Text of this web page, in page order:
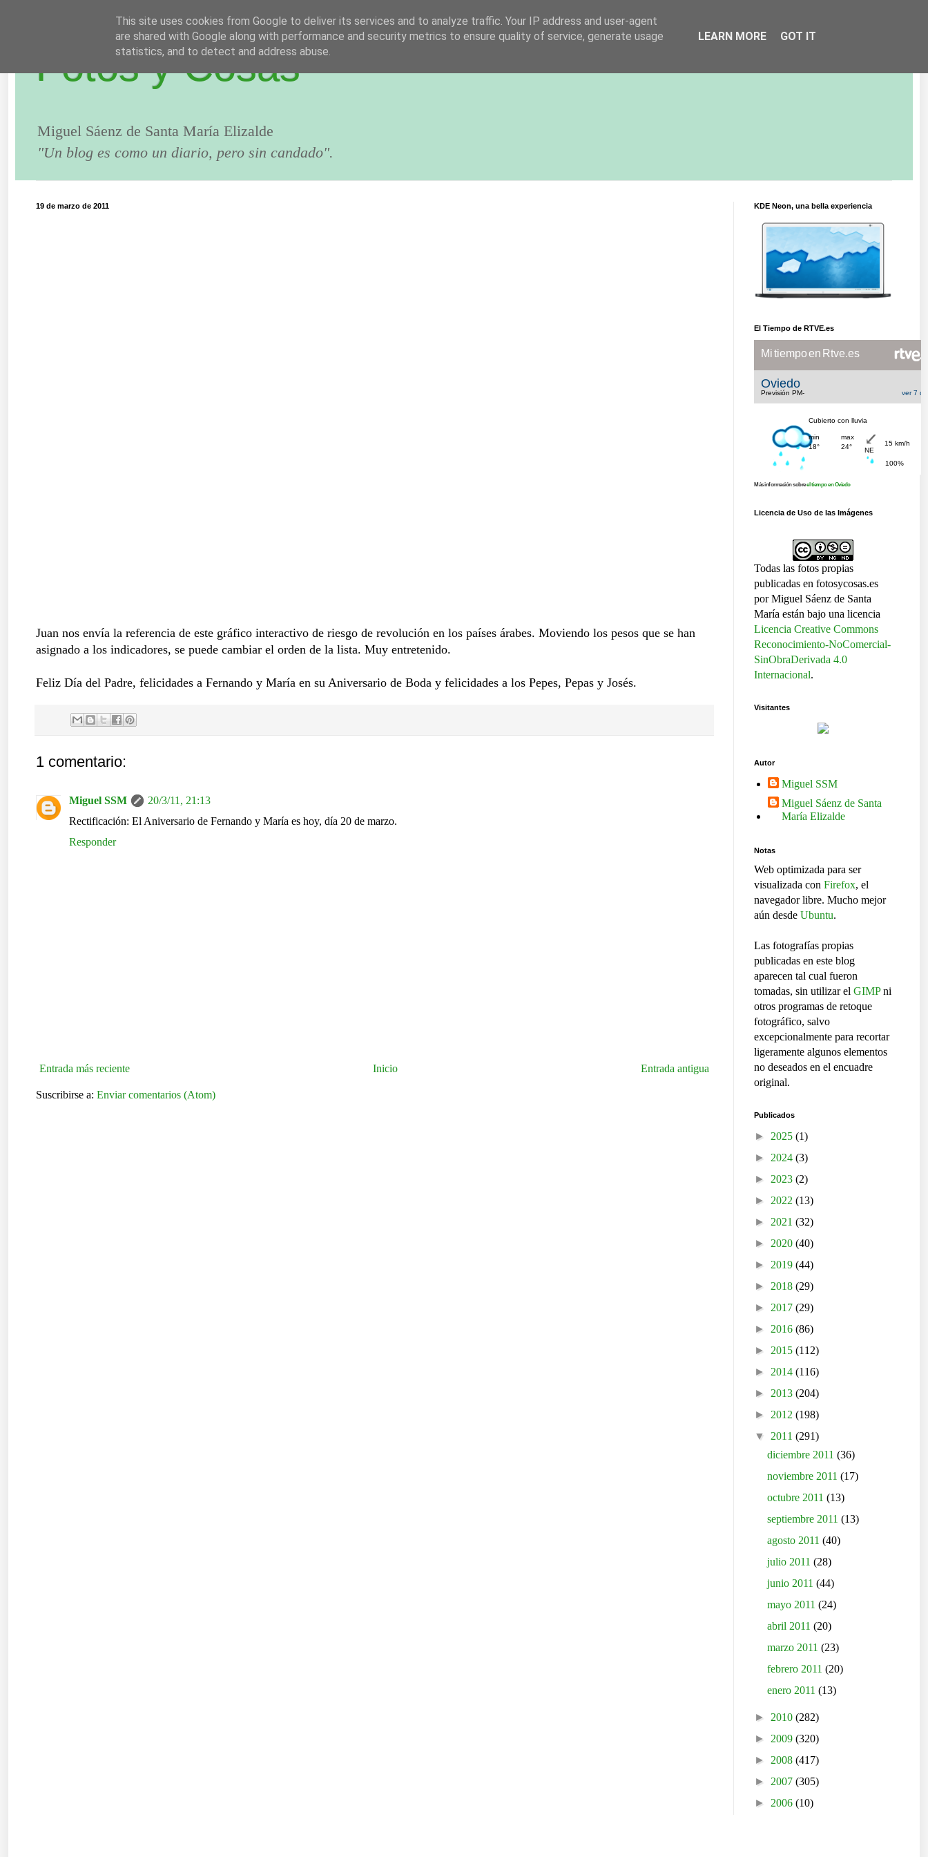
Fotos y Cosas
Miguel Sáenz de Santa María Elizalde
"Un blog es como un diario, pero sin candado".
19 de marzo de 2011
Juan nos envía la referencia de este gráfico interactivo de riesgo de revolución en los países árabes. Moviendo los pesos que se han
asignado a los indicadores, se puede cambiar el orden de la lista. Muy entretenido.
Feliz Día del Padre, felicidades a Fernando y María en su Aniversario de Boda y felicidades a los Pepes, Pepas y Josés.
1 comentario:
Miguel SSM
20/3/11, 21:13
Rectificación: El Aniversario de Fernando y María es hoy, día 20 de marzo.
Responder
Entrada más reciente Entrada antigua
Inicio
Suscribirse a: Enviar comentarios (Atom)
KDE Neon, una bella experiencia
El Tiempo de RTVE.es
Más información sobreel tiempo en Oviedo
Licencia de Uso de las Imágenes
Todas las fotos propias
publicadas en fotosycosas.es
por Miguel Sáenz de Santa
María están bajo una licencia
Licencia Creative Commons
Reconocimiento-NoComercial-
SinObraDerivada 4.0
Internacional.
Visitantes
Autor
Miguel SSM
Miguel Sáenz de Santa
María Elizalde
Notas
Web optimizada para ser
visualizada con Firefox, el
navegador libre. Mucho mejor
aún desde Ubuntu.
Las fotografías propias
publicadas en este blog
aparecen tal cual fueron
tomadas, sin utilizar el GIMPni
otros programas de retoque
fotográfico, salvo
excepcionalmente para recortar
ligeramente algunos elementos
no deseados en el encuadre
original.
Publicados
► 2025 (1)
► 2024 (3)
► 2023 (2)
► 2022 (13)
► 2021 (32)
► 2020 (40)
► 2019 (44)
► 2018 (29)
► 2017 (29)
► 2016 (86)
► 2015 (112)
► 2014 (116)
► 2013 (204)
► 2012 (198)
▼ 2011 (291)
diciembre 2011(36)
noviembre 2011(17)
octubre 2011(13)
septiembre 2011(13)
agosto 2011(40)
julio 2011(28)
junio 2011(44)
mayo 2011(24)
abril 2011(20)
marzo 2011(23)
febrero 2011(20)
enero 2011(13)
► 2010 (282)
► 2009 (320)
► 2008 (417)
► 2007 (305)
► 2006 (10)
This site uses cookies from Google to deliver its services and to analyze traffic. Your IP address and user-agent
are shared with Google along with performance and security metrics to ensure quality of service, generate usage
statistics, and to detect and address abuse.
LEARN MORE GOT IT